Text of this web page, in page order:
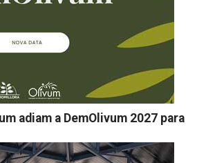
adiam a DemOlivum 2027 para